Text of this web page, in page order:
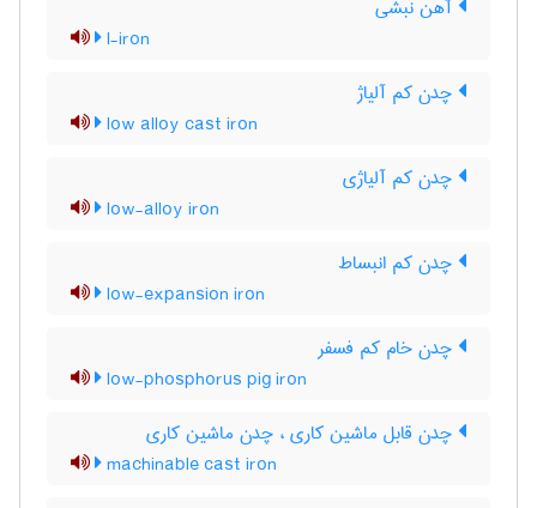
آهن نبشی
l-iron
چدن کم آلیاژ
low alloy cast iron
چدن کم آلیاژی
low-alloy iron
چدن کم انبساط
low-expansion iron
چدن خام کم فسفر
low-phosphorus pig iron
چدن قابل ماشین کاری ، چدن ماشین کاری
machinable cast iron